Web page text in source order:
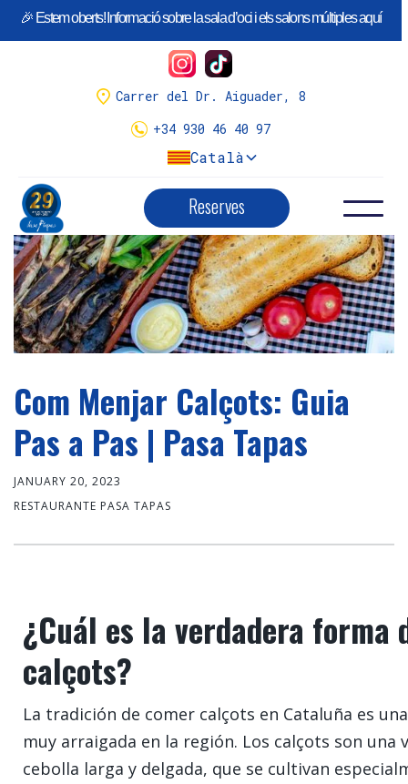
Tenemos variedad de menús.
Menús calçots y reserva aquí
🎉 Estem oberts! Informació sobre la sala d’oci i els salons múltiples aquí
Carrer del Dr. Aiguader, 8
+34 930 46 40 97
Català
Reserves
Com Menjar Calçots: Guia
Pas a Pas | Pasa Tapas
JANUARY 20, 2023
RESTAURANTE PASA TAPAS
¿Cuál es la verdadera forma
calçots?
La tradición de comer calçots en Cataluña es
muy arraigada en la región. Los calçots son una
cebolla larga y delgada, que se cultivan